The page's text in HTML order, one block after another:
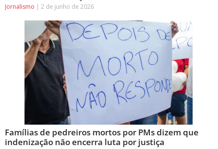
Jornalismo 2 de junho de 2026
Famílias de pedreiros mortos por PMs dizem que
indenização não encerra luta por justiça